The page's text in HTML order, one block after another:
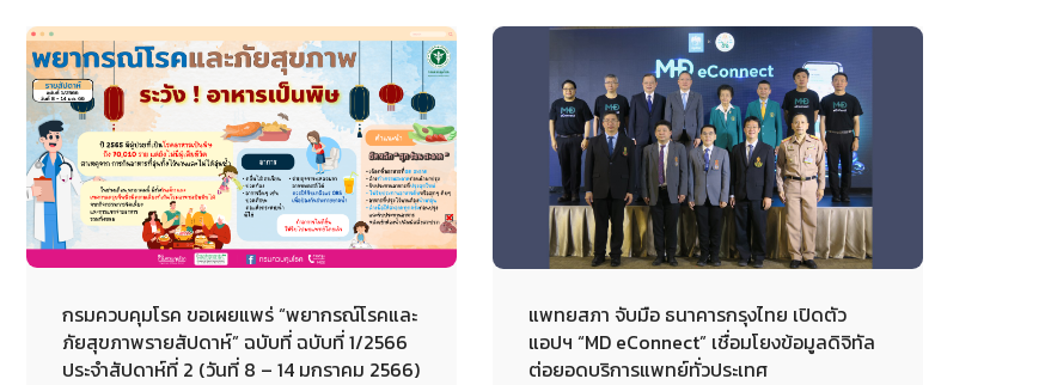
กรมควบคุมโรค ขอเผยแพร่ “พยากรณ์โรคและ
ภัยสุขภาพรายสัปดาห์” ฉบับที่ ฉบับที่ 1/2566
ประจำสัปดาห์ที่ 2 (วันที่ 8 – 14 มกราคม 2566)
แพทยสภา จับมือ ธนาคารกรุงไทย เปิดตัว
แอปฯ “MD eConnect” เชื่อมโยงข้อมูลดิจิทัล
ต่อยอดบริการแพทย์ทั่วประเทศ